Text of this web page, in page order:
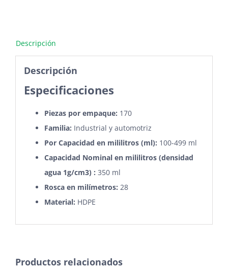
Descripción
Descripción
Especificaciones
Piezas por empaque: 170
Familia: Industrial y automotriz
Por Capacidad en mililitros(ml): 100-499 ml
Capacidad Nominal en mililitros (densidad
agua 1g/cm3) : 350 ml
Rosca en milímetros: 28
Material: HDPE
Productos relacionados